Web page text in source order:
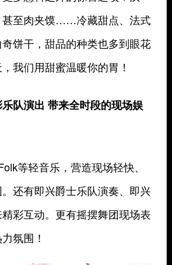
甚至肉夹馍……冷藏甜点、法式
饼干，甜品的种类也多到眼花
我们用甜蜜温暖你的胃！
队演出 带来全时段的现场娱
等轻音乐，营造现场轻快、
还有即兴爵士乐队演奏、即兴
彩互动。更有摇摆舞团现场表
氛围！